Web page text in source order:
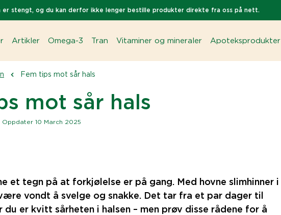
stengt, og du kan derfor ikke lenger bestille produkter direkte fra oss på nett.
Artikler Omega-3 Tran Vitaminer og mineraler Apoteksprodukter
Fem tips mot sår hals
mot sår hals
Oppdater 10 March 2025
et tegn på at forkjølelse er på gang. Med hovne slimhinner i
vondt å svelge og snakke. Det tar fra et par dager til
du er kvitt sårheten i halsen – men prøv disse rådene for å